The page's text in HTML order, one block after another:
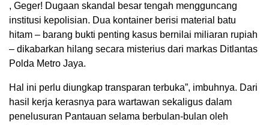
, Geger! Dugaan skandal besar tengah mengguncang
institusi kepolisian. Dua kontainer berisi material batu
hitam – barang bukti penting kasus bernilai miliaran rupiah
– dikabarkan hilang secara misterius dari markas Ditlantas
Polda Metro Jaya.
Hal ini perlu diungkap transparan terbuka”, imbuhnya. Dari
hasil kerja kerasnya para wartawan sekaligus dalam
penelusuran Pantauan selama berbulan-bulan oleh